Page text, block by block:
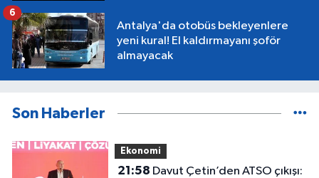
Antalya'da otobüs bekleyenlere
yeni kural! El kaldırmayanı şoför
almayacak
6
Son Haberler
Ekonomi
21:58